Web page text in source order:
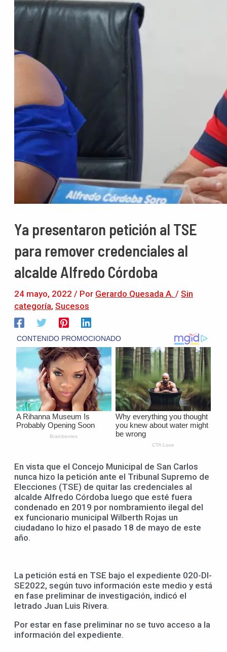
Ya presentaron petición al TSE
para remover credenciales al
alcalde Alfredo Córdoba
24 mayo, 2022 / Por Gerardo Quesada A. / Sin
categoría, Sucesos
En vista que el Concejo Municipal de San Carlos
nunca hizo la petición ante el Tribunal Supremo de
Elecciones (TSE) de quitar las credenciales al
alcalde Alfredo Córdoba luego que esté fuera
condenado en 2019 por nombramiento ilegal del
ex funcionario municipal Wilberth Rojas un
ciudadano lo hizo el pasado 18 de mayo de este
año.
La petición está en TSE bajo el expediente 020-DI-
SE2022, según tuvo información este medio y está
en fase preliminar de investigación, indicó el
letrado Juan Luis Rivera.
Por estar en fase preliminar no se tuvo acceso a la
información del expediente.